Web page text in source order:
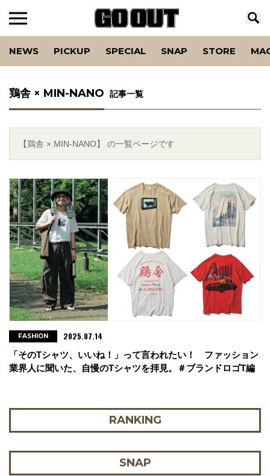
NEWS PICKUP SPECIAL SNAP STORE
鶏舎 × MIN-NANO 記事一覧
【鶏舎 × MIN-NANO】 の一覧ページです
「そのTシャツ、いいね！」って言われたい！ ファッション
業界人に聞いた、自慢のTシャツを拝見。＃ブランドロゴT編
FASHION 2025.07.14
RANKING
SNAP